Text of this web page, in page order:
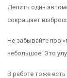
Делить один
сокращает
Не забывайте про
небольшое. Это
В работе тоже